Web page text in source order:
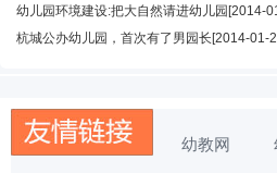
幼儿园环境建设:把大自然请进幼儿园 [2014-
杭城公办幼儿园，首次有了男园长 [2014-01-
幼教网